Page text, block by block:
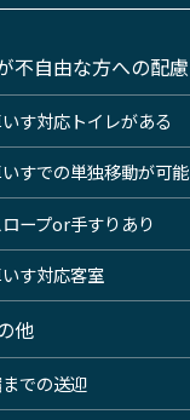
不自由な方への配慮
す対応トイレがある
すでの単独移動が可能
ロープor手すりあり
す対応客室
他
での送迎